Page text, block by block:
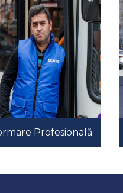
Profesională